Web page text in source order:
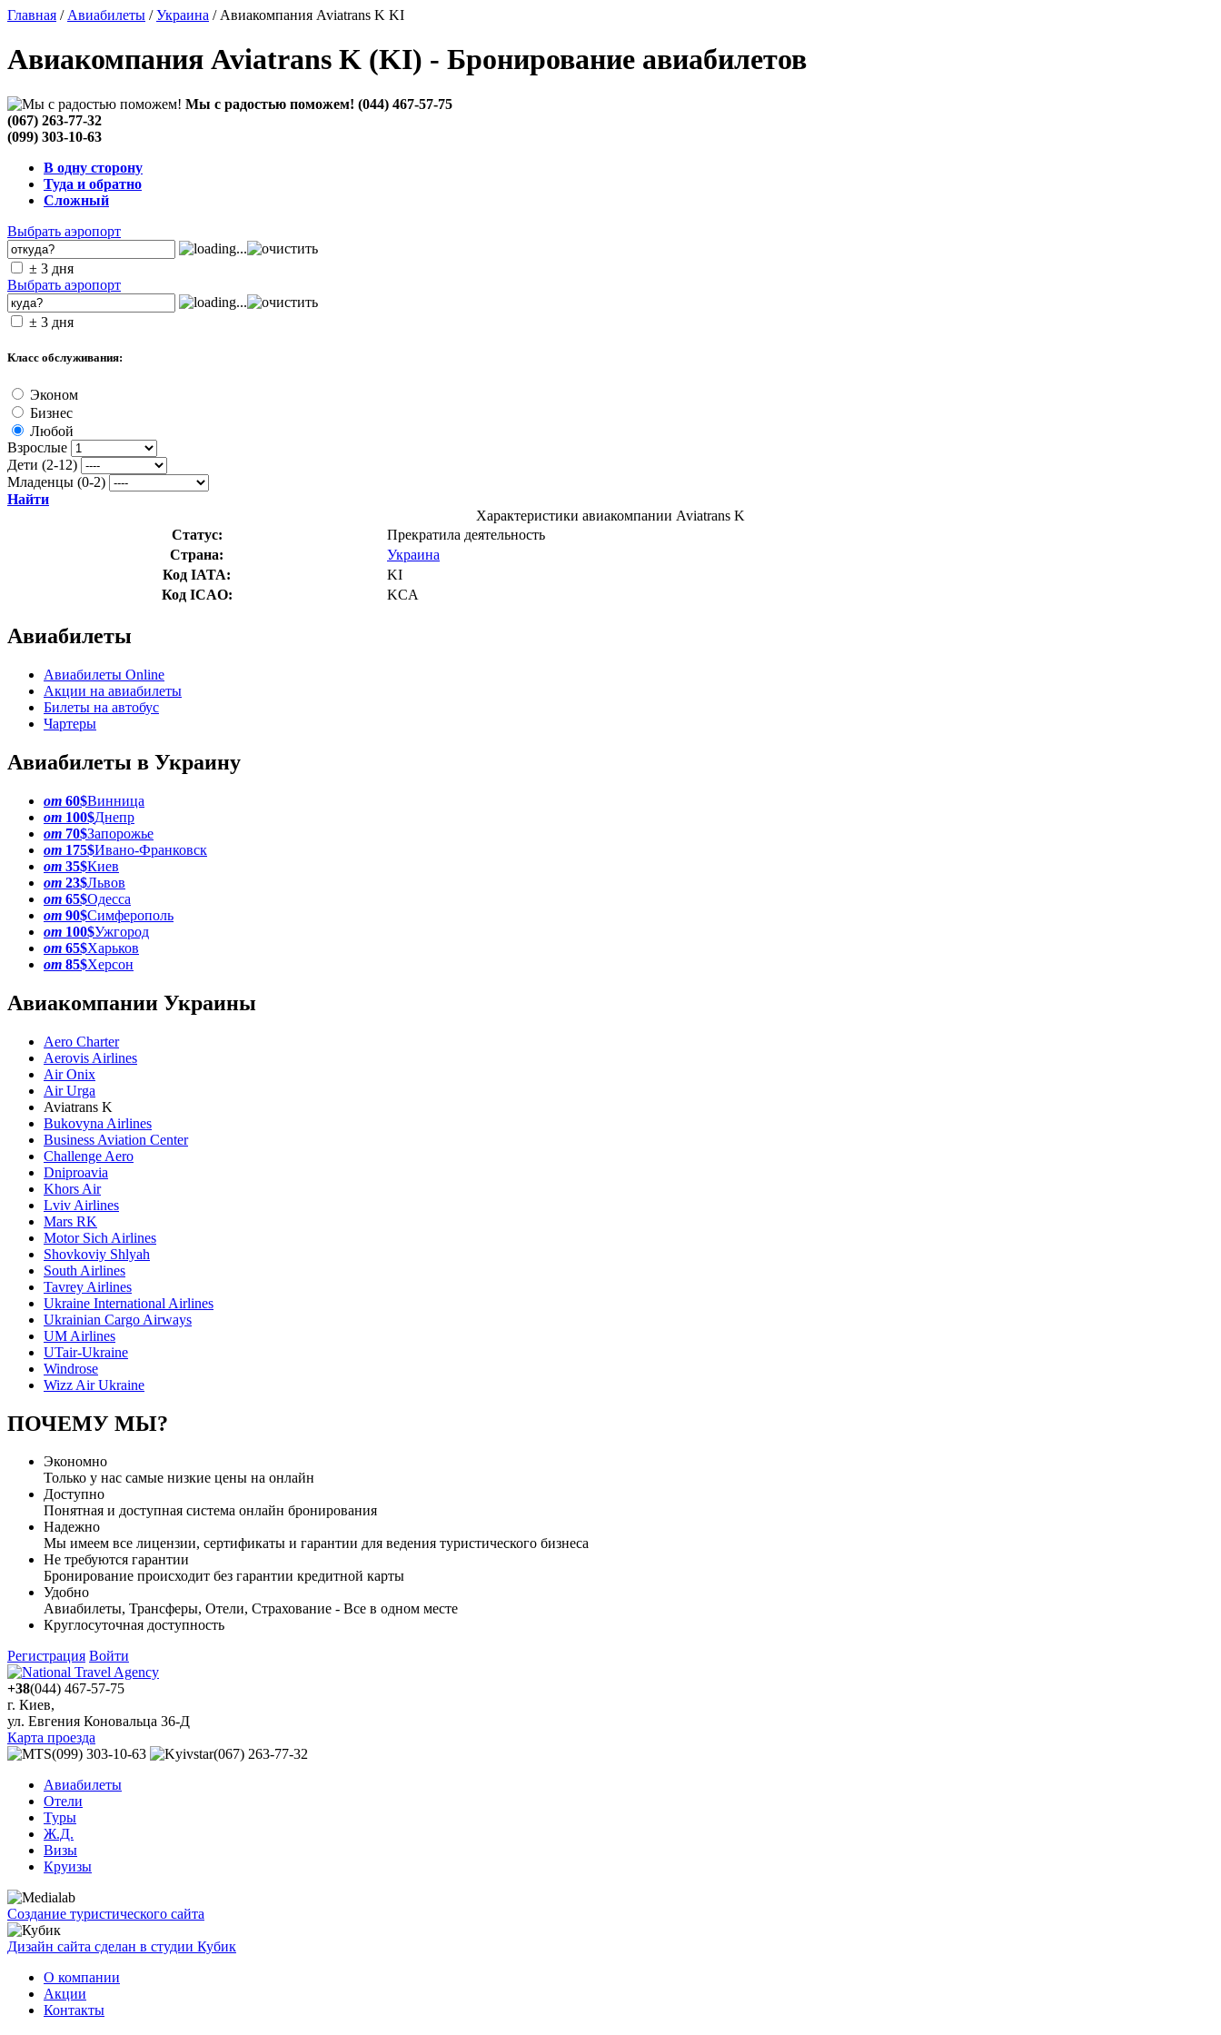
Главная / Авиабилеты /Украина / Авиакомпания Aviatrans K KI
Авиакомпания Aviatrans K (KI) - Бронирование авиабилетов
Мы с радостью поможем! (044) 467-57-75
(067) 263-77-32
(099) 303-10-63
В одну сторону
Туда и обратно
Сложный
Выбрать аэропорт
± 3 дня
Выбрать аэропорт
± 3 дня
Класс обслуживания:
Эконом
Бизнес
Любой
Взрослые
Дети (2-12)
Младенцы (0-2)
Найти
Характеристики авиакомпании Aviatrans K
Статус:
Прекратила деятельность
Страна:
Украина
Код IATA:
KI
Код ICAO:
KCA
Авиабилеты
Авиабилеты Online
Акции на авиабилеты
Билеты на автобус
Чартеры
Авиабилеты в Украину
от 60$Винница
от 100$Днепр
от 70$Запорожье
от 175$Ивано-Франковск
от 35$Киев
от 23$Львов
от 65$Одесса
от 90$Симферополь
от 100$Ужгород
от 65$Харьков
от 85$Херсон
Авиакомпании Украины
Aero Charter
Aerovis Airlines
Air Onix
Air Urga
Aviatrans K
Bukovyna Airlines
Business Aviation Center
Challenge Aero
Dniproavia
Khors Air
Lviv Airlines
Mars RK
Motor Sich Airlines
Shovkoviy Shlyah
South Airlines
Tavrey Airlines
Ukraine International Airlines
Ukrainian Cargo Airways
UM Airlines
UTair-Ukraine
Windrose
Wizz Air Ukraine
ПОЧЕМУ МЫ?
Экономно
Только у нас самые низкие цены на онлайн
Доступно
Понятная и доступная система онлайн бронирования
Надежно
Мы имеем все лицензии, сертификаты и гарантии для ведения туристического бизнеса
Не требуются гарантии
Бронирование происходит без гарантии кредитной карты
Удобно
Авиабилеты, Трансферы, Отели, Страхование - Все в одном месте
Круглосуточная доступность
Регистрация Войти
+38(044) 467-57-75
г. Киев,
ул. Евгения Коновальца 36-Д
Карта проезда
(099) 303-10-63
(067) 263-77-32
Авиабилеты
Отели
Туры
Ж.Д.
Визы
Круизы
Создание туристического сайта
Дизайн сайта сделан в студии Кубик
О компании
Акции
Контакты